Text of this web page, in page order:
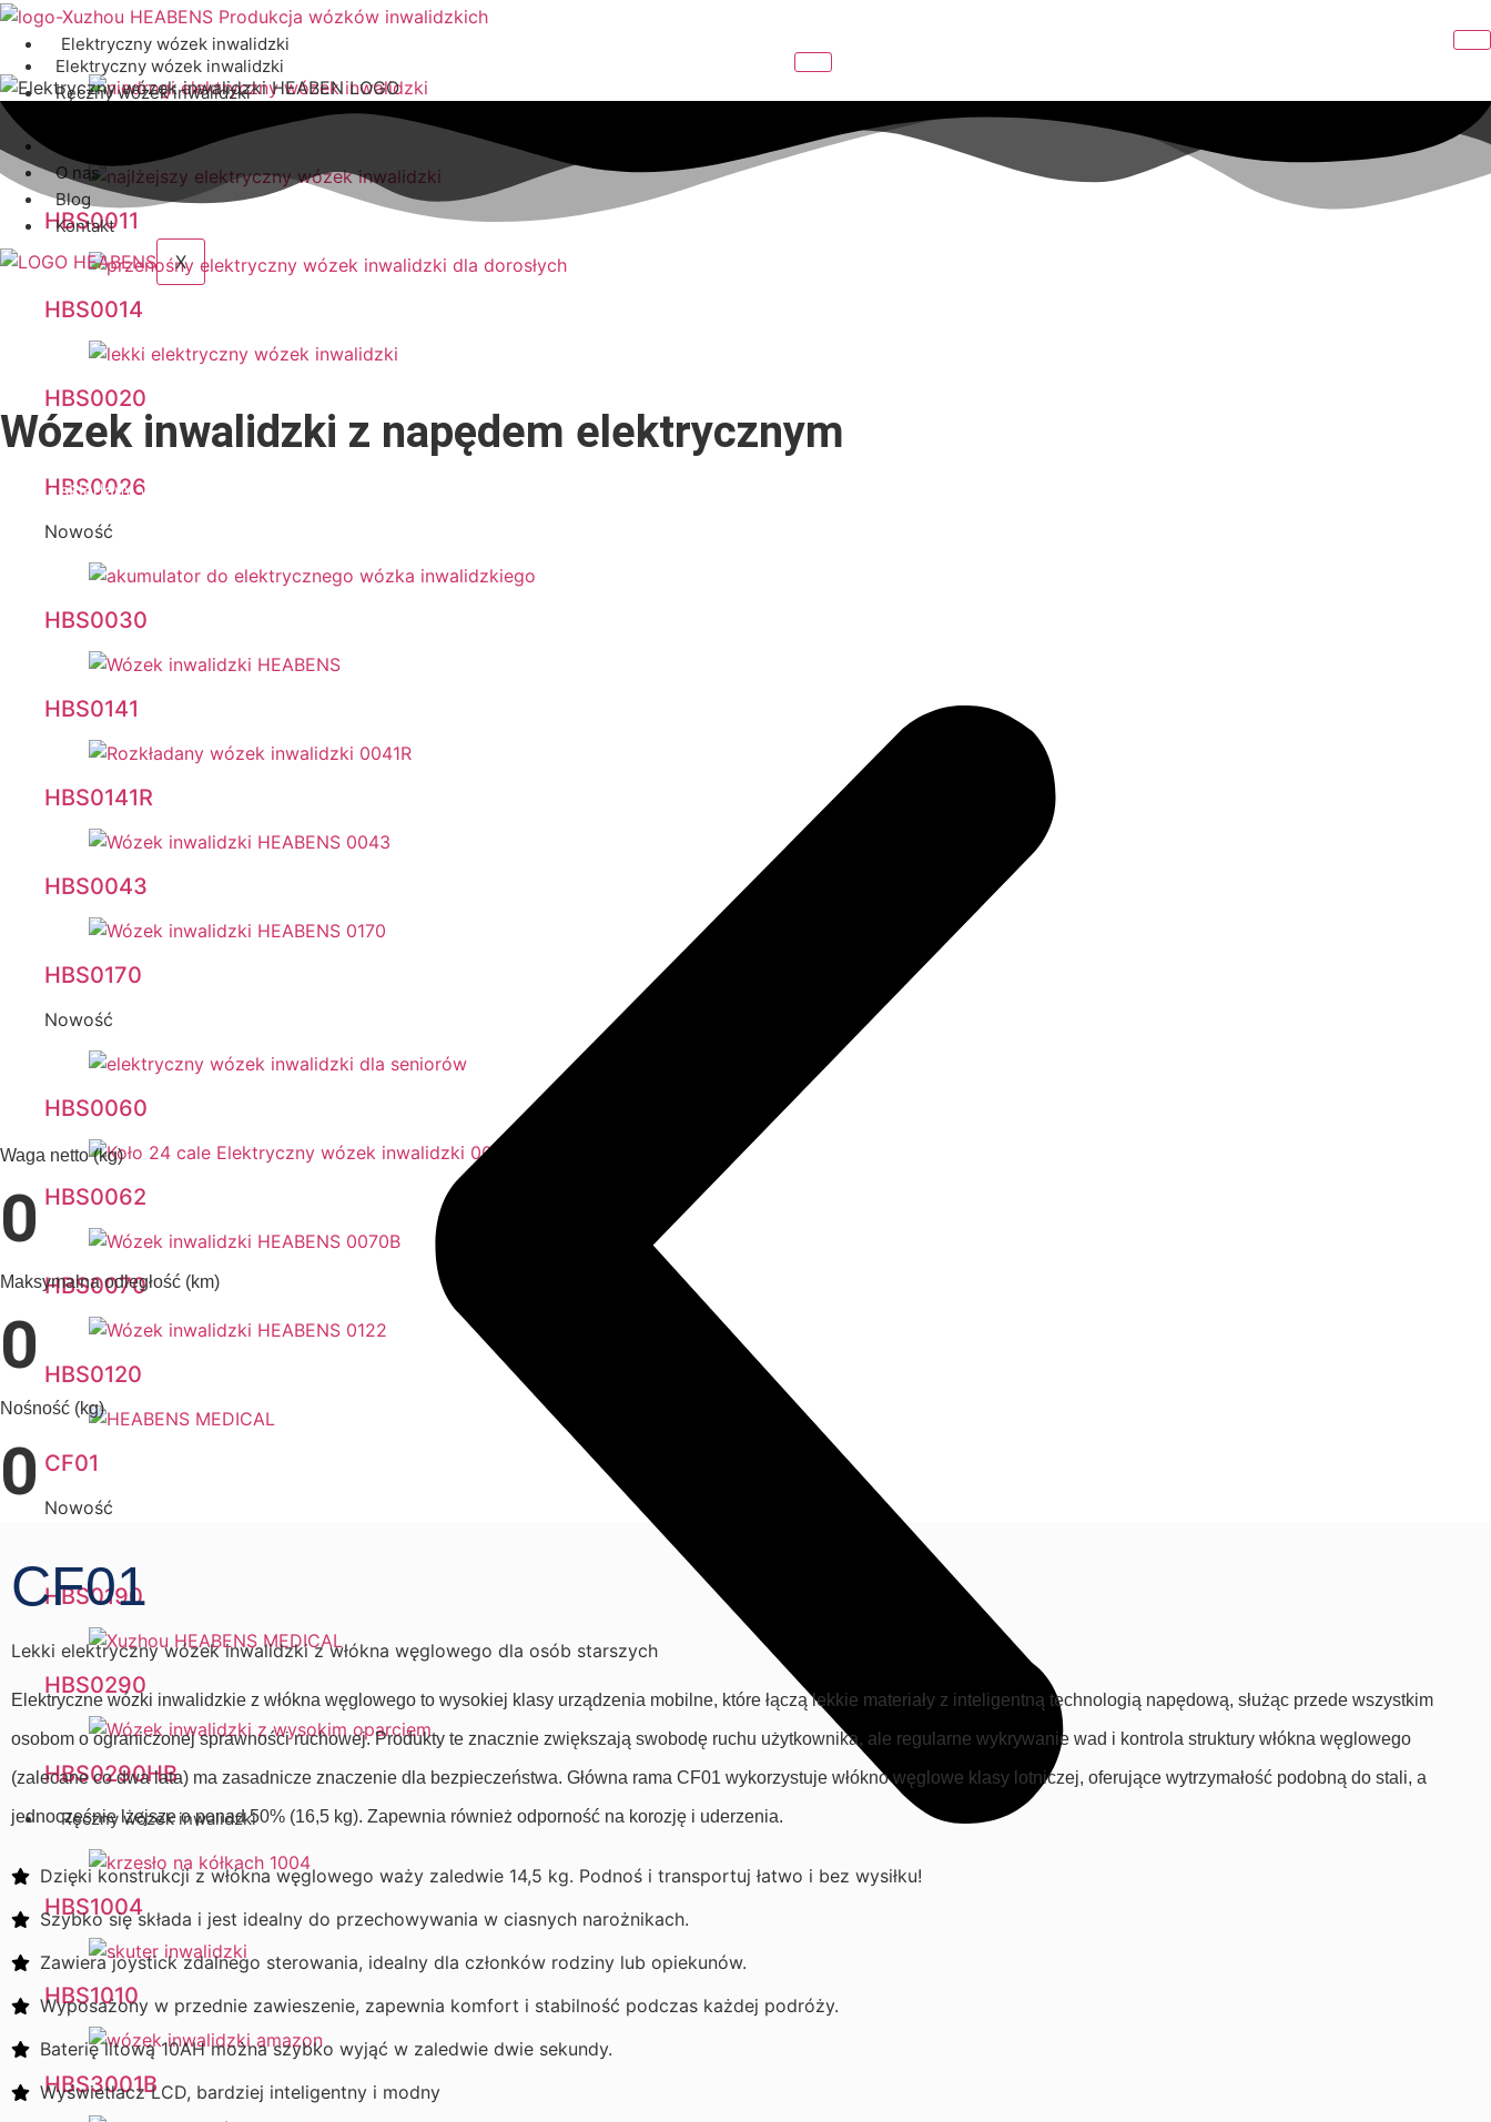
Przejdź
treści
Elektryczny wózek inwalidzki
HBS0011
HBS0014
HBS0020
HBS0026
Nowość
HBS0030
HBS0141
HBS0141R
HBS0043
HBS0170
Nowość
HBS0060
HBS0062
HBS0070
HBS0120
CF01
Nowość
HBS0190
HBS0290
HBS0290HB
Ręczny wózek inwalidzki
HBS1004
HBS1010
HBS3001B
Elektryczny wózek inwalidzki
Ręczny wózek inwalidzki
O nas
Blog
Kontakt
X
Wózek inwalidzki z napędem elektrycznym
Lekki i składany wózek elektryczny, który można łatwo zabrać ze sobą do samochodu i w podróż.
Waga netto (kg)
0
Maksymalna odległość (km)
0
Nośność (kg)
0
CF01
Lekki elektryczny wózek inwalidzki z włókna węglowego dla osób starszych
Elektryczne wózki inwalidzkie z włókna węglowego to wysokiej klasy urządzenia mobilne, które łączą lekkie materiały z inteligentną technologią napędową, służąc przede wszystkim
osobom o ograniczonej sprawności ruchowej. Produkty te znacznie zwiększają swobodę ruchu użytkownika, ale regularne wykrywanie wad i kontrola struktury włókna węglowego
(zalecane co dwa lata) ma zasadnicze znaczenie dla bezpieczeństwa. Główna rama CF01 wykorzystuje włókno węglowe klasy lotniczej, oferujące wytrzymałość podobną do stali, a
jednocześnie lżejsze o ponad 50% (16,5 kg). Zapewnia również odporność na korozję i uderzenia.
Dzięki konstrukcji z włókna węglowego waży zaledwie 14,5 kg. Podnoś i transportuj łatwo i bez wysiłku!
Szybko się składa i jest idealny do przechowywania w ciasnych narożnikach.
Zawiera joystick zdalnego sterowania, idealny dla członków rodziny lub opiekunów.
Wyposażony w przednie zawieszenie, zapewnia komfort i stabilność podczas każdej podróży.
Baterię litową 10AH można szybko wyjąć w zaledwie dwie sekundy.
Wyświetlacz LCD, bardziej inteligentny i modny